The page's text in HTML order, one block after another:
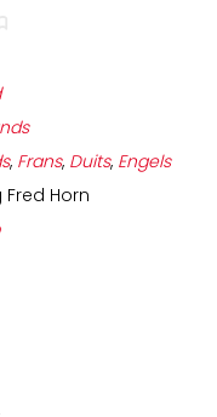
, Frans, Duits, Engels
Horn